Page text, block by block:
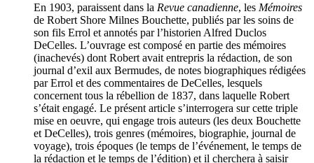
En 1903, paraissent dans la Revue canadienne, les Mémoires
de Robert Shore Milnes Bouchette, publiés par les soins de
son fils Errol et annotés par l’historien Alfred Duclos
DeCelles. L’ouvrage est composé en partie des mémoires
(inachevés) dont Robert avait entrepris la rédaction, de son
journal d’exil aux Bermudes, de notes biographiques rédigées
par Errol et des commentaires de DeCelles, lesquels
concernent tous la rébellion de 1837, dans laquelle Robert
s’était engagé. Le présent article s’interrogera sur cette triple
mise en oeuvre, qui engage trois auteurs (les deux Bouchette
et DeCelles), trois genres (mémoires, biographie, journal de
voyage), trois époques (le temps de l’événement, le temps de
la rédaction et le temps de l’édition) et il cherchera à saisir